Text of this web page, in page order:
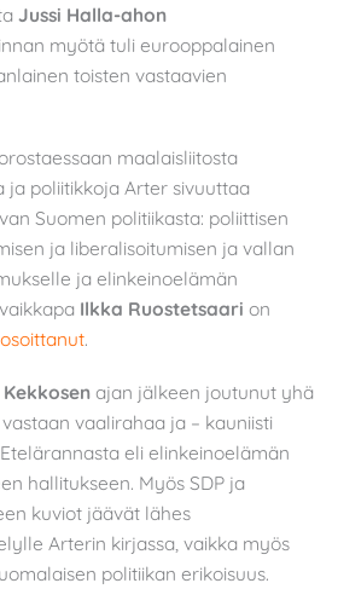
Jussi Halla-ahon
myötä tuli eurooppalainen
toisten vastaavien
maalaisliitosta
ja poliitikkoja Arter sivuuttaa
Suomen politiikasta: poliittisen
ja liberalisoitumisen ja vallan
ja elinkeinoelämän
Ilkka Ruostetsaari on
osoittanut.
ajan jälkeen joutunut yhä
vaalirahaa ja – kauniisti
eli elinkeinoelämän
hallitukseen. Myös SDP ja
kuviot jäävät lähes
Arterin kirjassa, vaikka myös
politiikan erikoisuus.